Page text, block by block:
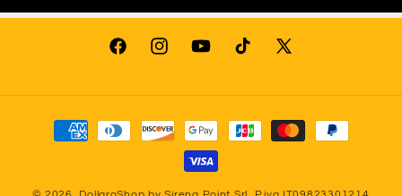
FacebookInstagramYouTubeTikTok
X
Metodi